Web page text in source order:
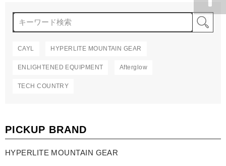
CAYL HYPERLITE MOUNTAIN GEAR
ENLIGHTENED EQUIPMENT Afterglow
TECH COUNTRY
PICKUP BRAND
HYPERLITE MOUNTAIN GEAR